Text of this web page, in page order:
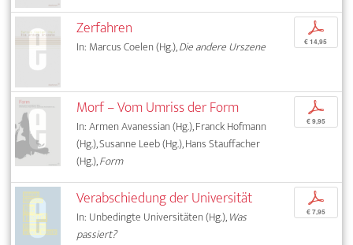
Zerfahren
In: Marcus Coelen (Hg.),Die andere Urszene
p
€ 14,95
Morf – Vom Umriss der Form
In: Armen Avanessian (Hg.), Franck Hofmann
(Hg.), Susanne Leeb (Hg.), Hans Stauffacher
(Hg.),Form
p
€ 9,95
Verabschiedung der Universität
In: Unbedingte Universitäten (Hg.),Was
passiert?
p
€ 7,95